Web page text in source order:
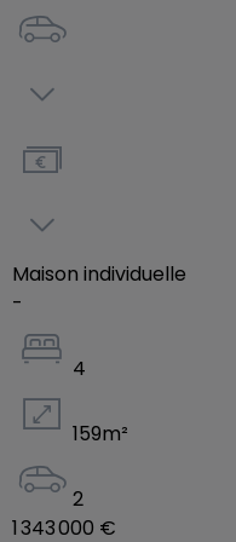
durable et une
répondant aux
- Isolation
- Ventilation double
adapter les espaces
quotidien
- Prestations de
Maison individuelle
-
4
159m²
2
1 343 000 €